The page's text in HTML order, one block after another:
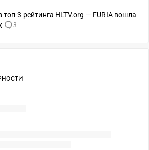
топ-3 рейтинга HLTV.org — FURIA вошла
3